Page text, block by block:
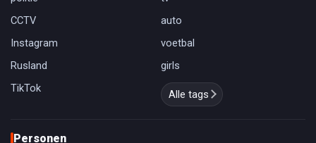
CCTV
auto
Instagram
voetbal
Rusland
girls
TikTok
Alle tags
Personen